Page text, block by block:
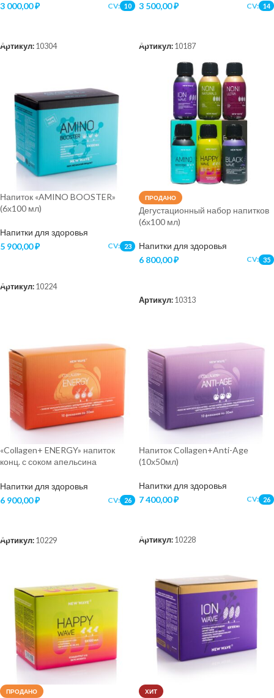
3 000,00₽ CV: 10
Артикул: 10304
3 500,00₽ CV: 14
Артикул: 10187
Напиток «AMINO BOOSTER»
(6х100 мл)
Напитки для здоровья
5 900,00₽ CV: 23
Артикул: 10224
ПРОДАНО
Дегустационный набор напитков
(6х100 мл)
Напитки для здоровья
6 800,00₽ CV: 35
Артикул: 10313
«Collagen+ ENERGY» напиток
конц. с соком апельсина
Напитки для здоровья
6 900,00₽ CV: 26
Артикул: 10229
Напиток Collagen+Anti-Age
(10х50мл)
Напитки для здоровья
7 400,00₽ CV: 26
Артикул: 10228
ПРОДАНО ХИТ